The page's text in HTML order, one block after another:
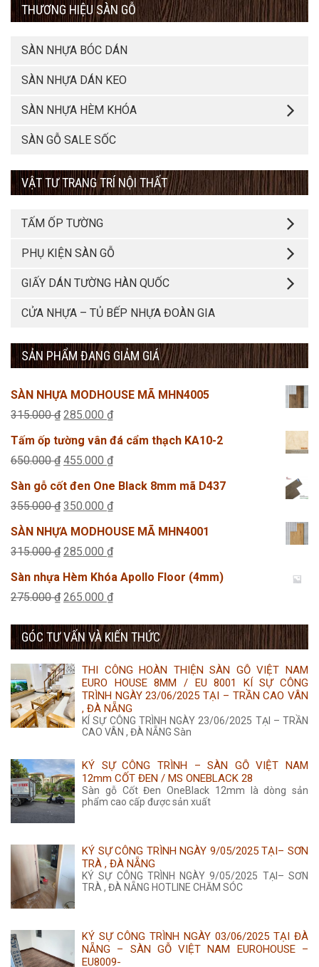
THƯƠNG HIỆU SÀN GỖ
SÀN NHỰA BÓC DÁN
SÀN NHỰA DÁN KEO
SÀN NHỰA HÈM KHÓA
SÀN GỖ SALE SỐC
VẬT TƯ TRANG TRÍ NỘI THẤT
TẤM ỐP TƯỜNG
PHỤ KIỆN SÀN GỖ
GIẤY DÁN TƯỜNG HÀN QUỐC
CỬA NHỰA – TỦ BẾP NHỰA ĐOÀN GIA
SẢN PHẨM ĐANG GIẢM GIÁ
SÀN NHỰA MODHOUSE MÃ MHN4005
315.000₫ Giá
gốc
là:
285.000 ₫Giá
hiện
tại
285.000 ₫.
Tấm ốp tường vân đá cẩm thạch KA10-2
650.000₫ Giá
gốc
là:
455.000 ₫Giá
hiện
tại
455.000 ₫.
Sàn gỗ cốt đen One Black 8mm mã D437
355.000₫ Giá
gốc
là:
350.000 ₫Giá
hiện
tại
350.000 ₫.
SÀN NHỰA MODHOUSE MÃ MHN4001
315.000₫ Giá
gốc
là:
285.000 ₫Giá
hiện
tại
285.000 ₫.
Sàn nhựa Hèm Khóa Apollo Floor (4mm)
275.000₫ Giá
là:
265.000 ₫Giá
tại
265.000 ₫.
GÓC TƯ VẤN VÀ KIẾN THỨC
THI CÔNG HOÀN THIỆN SÀN GỖ VIỆT NAM
EURO HOUSE 8MM / EU 8001 KÍ SỰ CÔNG
TRÌNH NGÀY 23/06/2025 TẠI – TRẦN CAO VÂN
, ĐÀ NẴNG
KÍ SỰ CÔNG TRÌNH NGÀY 23/06/2025 TẠI – TRẦN
CAO VÂN , ĐÀ NẴNG Sàn
KÝ SỰ CÔNG TRÌNH – SÀN GỖ VIỆT NAM
12mm CỐT ĐEN / MS ONEBLACK 28
Sàn gỗ Cốt Đen OneBlack 12mm là dòng sản
phẩm cao cấp được sản xuất
KÝ SỰ CÔNG TRÌNH NGÀY 9/05/2025 TẠI– SƠN
TRÀ , ĐÀ NẴNG
KÝ SỰ CÔNG TRÌNH NGÀY 9/05/2025 TẠI– SƠN
TRÀ , ĐÀ NẴNG HOTLINE CHĂM SÓC
KÝ SỰ CÔNG TRÌNH NGÀY 03/06/2025 TẠI ĐÀ
NẴNG – SÀN GỖ VIỆT NAM EUROHOUSE –
EU8009-